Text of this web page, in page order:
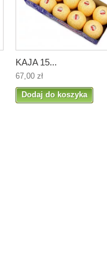
KAJA 15...
67,00 zł
Dodaj do koszyka